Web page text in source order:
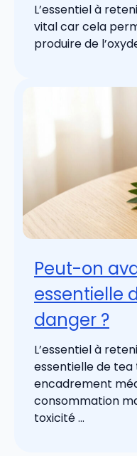
L’essentiel à
vital car cela
produire de
Peut-on
essentielle
danger ?
L’essentiel à
essentielle de tea
encadrement
consommation
toxicité ...